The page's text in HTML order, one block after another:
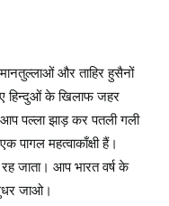
और ताहिर हुसैनों
हिन्दुओं के खिलाफ जहर
पल्ला झाड़ कर पतली गली
महत्वाकाँक्षी हैं।
जाता। आप भारत वर्ष के
जाओ।